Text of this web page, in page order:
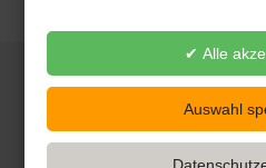
Deutsche-
www.deutsche-buchhandlung.de ist
Handelsgesellschaft mbH
Powered by Inooga